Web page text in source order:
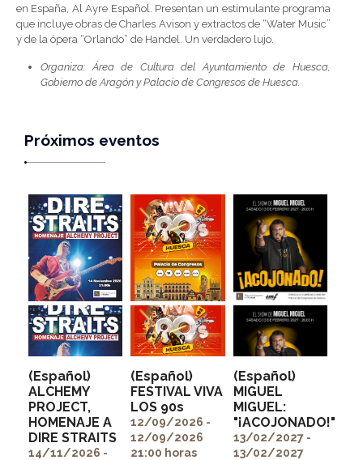
en España, Al Ayre Español. Presentan un estimulante programa
que incluye obras de Charles Avison y extractos de “Water Music”
y de la ópera “Orlando” de Handel. Un verdadero lujo.
Organiza: Área de Cultura del Ayuntamiento de Huesca,
Gobierno de Aragón y Palacio de Congresos de Huesca.
Próximos eventos
" alt=""
itemprop="image">
(Español)
ALCHEMY
PROJECT,
HOMENAJE A
DIRE STRAITS
14/11/2026 -
" alt=""
itemprop="image">
(Español)
FESTIVAL VIVA
LOS 90s
12/09/2026 -
12/09/2026
21:00 horas
" alt=""
itemprop="image">
(Español)
MIGUEL
MIGUEL:
"¡ACOJONADO!"
13/02/2027 -
13/02/2027